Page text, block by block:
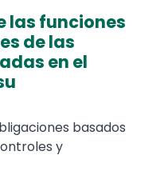
las funciones
de las
en el
basados
y